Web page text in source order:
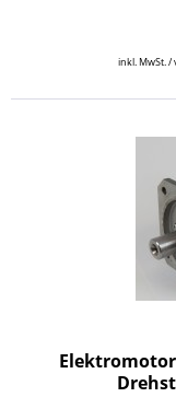
inkl. MwSt.
Elektromotor